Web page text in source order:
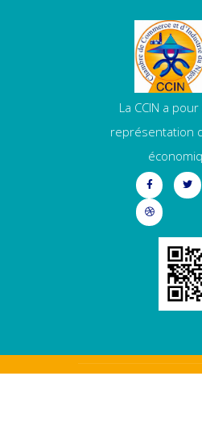
La CCIN a
représentation